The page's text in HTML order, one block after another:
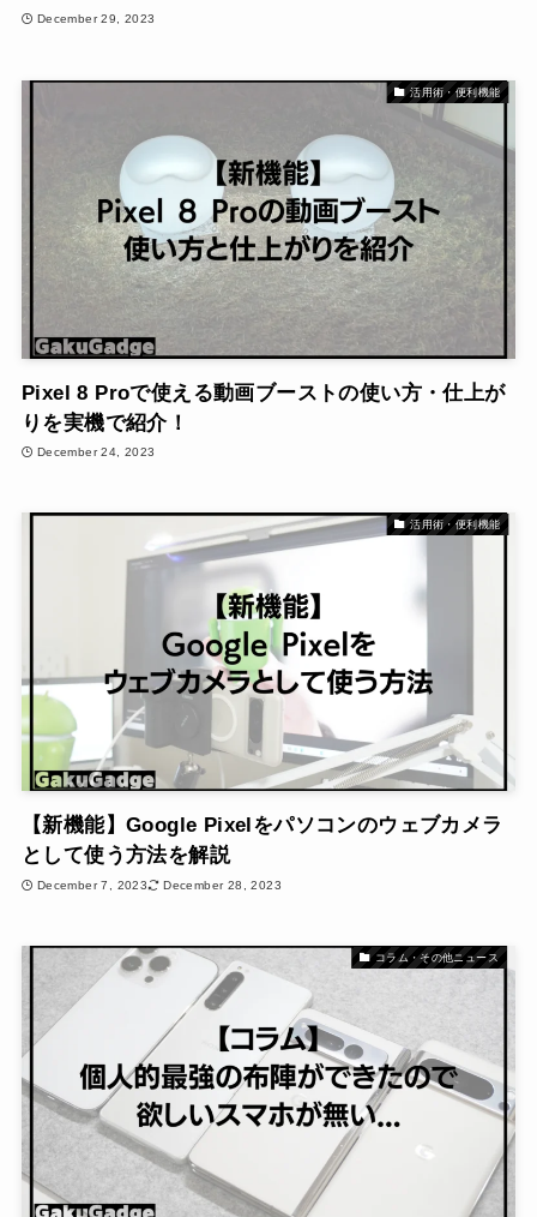
December 29, 2023
活用術・便利機能
Pixel 8 Proで使える動画ブーストの使い方・仕上が
りを実機で紹介！
December 24, 2023
活用術・便利機能
【新機能】Google Pixelをパソコンのウェブカメラ
として使う方法を解説
December 7, 2023 December 28, 2023
コラム・その他ニュース